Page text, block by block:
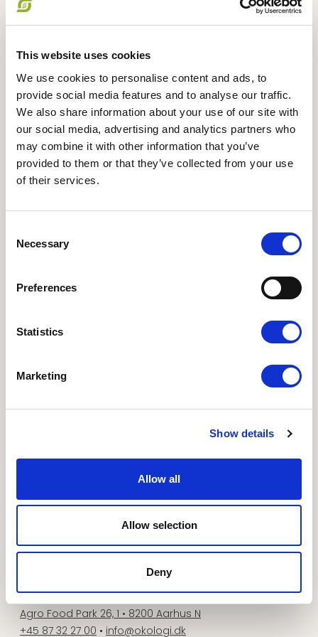
This website uses cookies
We use cookies to personalise content and ads, to
provide social media features and to analyse our traffic.
We also share information about your use of our site with
our social media, advertising and analytics partners who
may combine it with other information that you’ve
provided to them or that they’ve collected from your use
of their services.
Selection
Necessary
Preferences
Statistics
Marketing
Show details
Allow all
Allow selection
Deny
Medlem, Udviklingspolitisk udvalg
Laila Venø Bendsen
+4522409822
bæredygtige fødevarer, primært med farmere i
Tanzania. Her hjælper jeg med at skabe flere og
meningsfulde jobs samt at få kvalitetsprodukter
arbejder ud fra at samarbejdet skal hvile i
forretning for at det er bæredygtigt på den lange
aspektet med ind til vores udviklingsarbejde.
I LOVE ØKO•Økologisk Nu•Økodag•Organic
Organic FFLG• Organic Summit 2025
Tilmeld dig nyhedsbreve her
www.facebook.com
www.instagram.com
www.linkedin.com
www.youtube.com
Økologisk Landsforening
Agro Food Park 26, 1 • 8200 Aarhus N
+45 87 32 27 00 • info@okologi.dk